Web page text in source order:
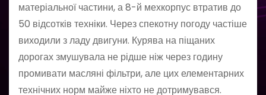
матеріальної частини, а 8-й мехкорпус втратив до
50 відсотків техніки. Через спекотну погоду частіше
виходили з ладу двигуни. Курява на піщаних
дорогах змушувала не рідше ніж через годину
промивати масляні фільтри, але цих елементарних
технічних норм майже ніхто не дотримувався.